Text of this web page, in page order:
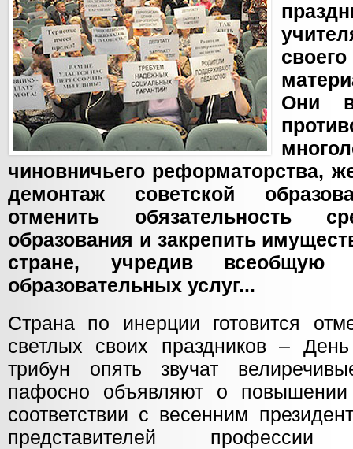
Они
чиновничьего реформаторства,
демонтаж советской
отменить обязательность
образования и закрепить
стране, учредив всеобщую
образовательных услуг...
Страна по инерции готовится
светлых своих праздников –
трибун опять звучат
пафосно объявляют о повышении
соответствии с весенним
представителей